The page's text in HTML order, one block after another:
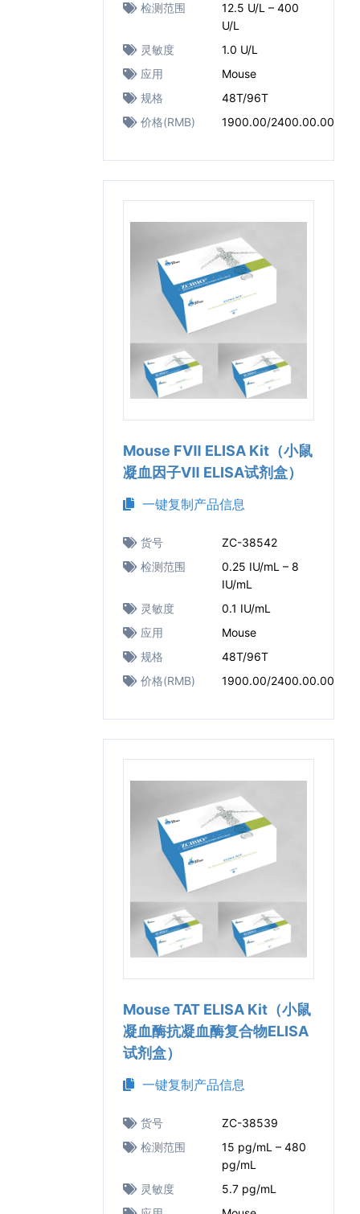
检测范围
12.5 U/L – 400
U/L
灵敏度
1.0 U/L
应用
Mouse
规格
48T/96T
价格(RMB)
1900.00/2400.00.00
Mouse FⅦ ELISA Kit（小鼠
凝血因子Ⅶ ELISA试剂盒）
一键复制产品信息
货号
ZC-38542
检测范围
0.25 IU/mL – 8
IU/mL
灵敏度
0.1 IU/mL
应用
Mouse
规格
48T/96T
价格(RMB)
1900.00/2400.00.00
Mouse TAT ELISA Kit（小鼠
凝血酶抗凝血酶复合物ELISA
试剂盒）
一键复制产品信息
货号
ZC-38539
检测范围
15 pg/mL – 480
pg/mL
灵敏度
5.7 pg/mL